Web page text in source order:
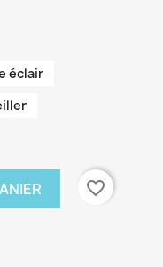
éclair
favorite_border